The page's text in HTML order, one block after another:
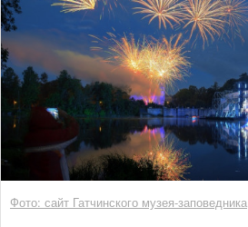
Фото: сайт Гатчинского музея-заповедника